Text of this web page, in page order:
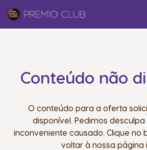
Conteúdo não
O conteúdo para a oferta
disponível. Pedimos
inconveniente causado. Clique no
voltar à nossa página